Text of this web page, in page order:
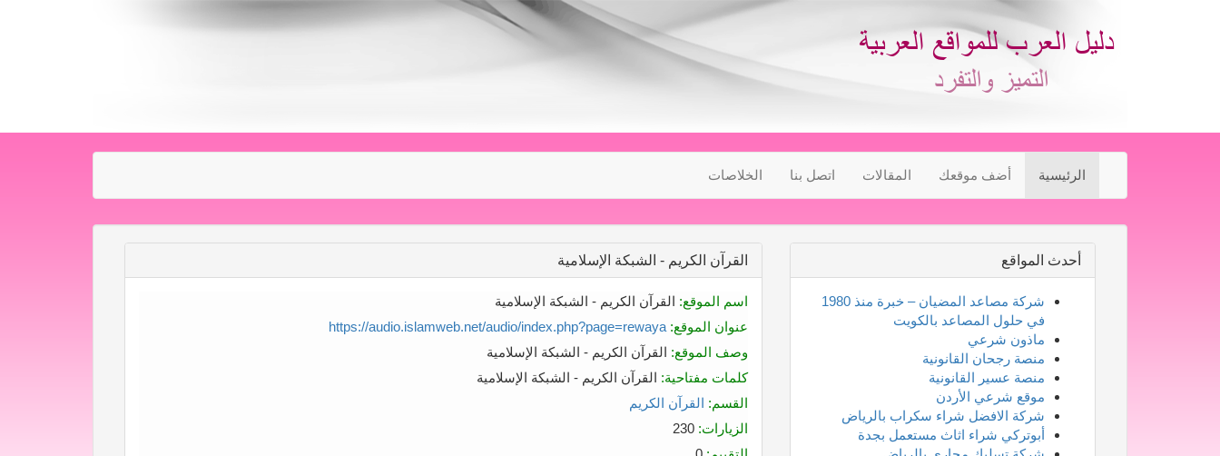
الرئيسية أضف موقعك المقالات اتصل بنا الخلاصات
القرآن الكريم - الشبكة الإسلامية
اسم الموقع: القرآن الكريم - الشبكة الإسلامية
عنوان الموقع: https://audio.islamweb.net/audio/index.php?page=rewaya
وصف الموقع: القرآن الكريم - الشبكة الإسلامية
كلمات مفتاحية: القرآن الكريم - الشبكة الإسلامية
القسم: القرآن الكريم
الزيارات:
أحدث المواقع
شركة مصاعد المضيان – خبرة منذ 1980
في حلول المصاعد بالكويت
ماذون شرعي
منصة رجحان القانونية
منصة عسير القانونية
موقع شرعي الأردن
شركة الافضل شراء سكراب بالرياض
أبوتركي شراء اثاث مستعمل بجدة